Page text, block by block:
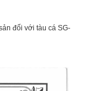
đối với tàu cá SG-